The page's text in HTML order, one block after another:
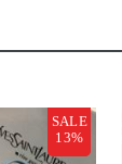
SALE
13%